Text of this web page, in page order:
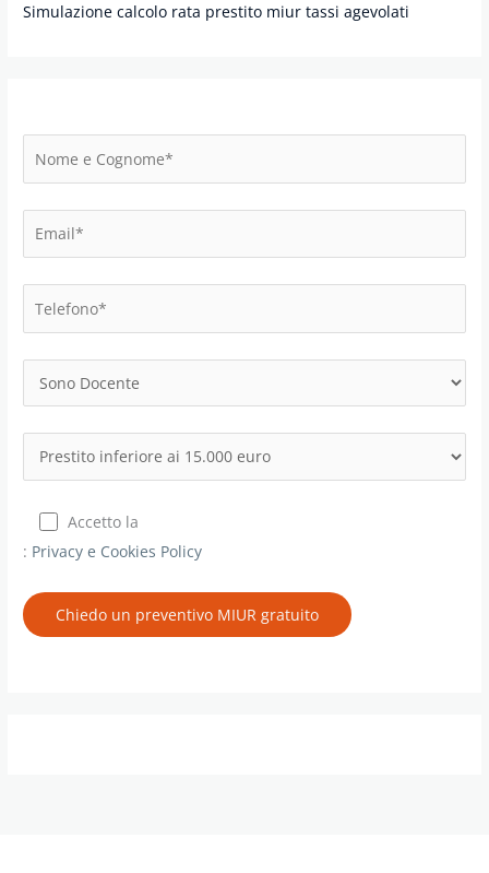
Simulazione calcolo rata prestito miur tassi agevolati
Accetto la
: Privacy e Cookies Policy
Chiedo un preventivo MIUR gratuito